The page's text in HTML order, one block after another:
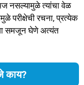
नसल्यामुळे त्यांचा वेळ
परीक्षेची रचना, प्रत्येक
समजून घेणे अत्यंत
काय?